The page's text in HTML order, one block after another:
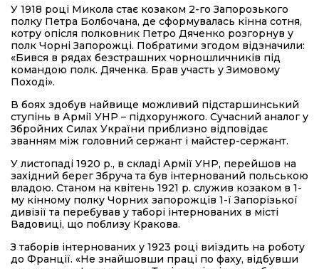
У 1918 році Микола стає козаком 2-го Запорозького
полку Петра Болбочана, де сформувалась кінна сотня,
котру опісля полковник Петро Дяченко розгорнув у
полк Чорні Запорожці. Побратими згодом відзначили:
«Бився в рядах безстрашних чорношличників під
командою полк. Дяченка. Брав участь у Зимовому
Поході».
В боях здобув найвище можливий підстаршинський
ступінь в Армії УНР – підхорунжого. Сучасний аналог у
Збройних Силах України приблизно відповідає
званням між головний сержант і майстер-сержант.
У листопаді 1920 р., в складі Армії УНР, перейшов на
західний берег Збруча та був інтернований польською
владою. Станом на квітень 1921 р. служив козаком в 1-
му кінному полку Чорних запорожців 1-ї Запорізької
дивізії та перебував у таборі інтернованих в місті
Вадовиці, що поблизу Кракова.
З таборів інтернованих у 1923 році виїздить на роботу
до Франції. «Не знайшовши праці по фаху, відбувши